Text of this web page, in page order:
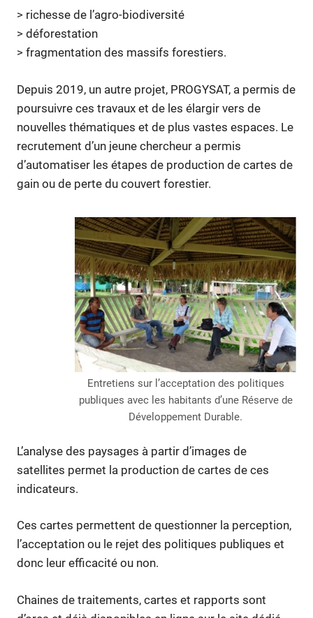
> richesse de l’agro-biodiversité
> déforestation
> fragmentation des massifs forestiers.
Depuis 2019, un autre projet, PROGYSAT, a permis de
poursuivre ces travaux et de les élargir vers de
nouvelles thématiques et de plus vastes espaces. Le
recrutement d’un jeune chercheur a permis
d’automatiser les étapes de production de cartes de
gain ou de perte du couvert forestier.
Entretiens sur l’acceptation des politiques
publiques avec les habitants d’une Réserve de
Développement Durable.
L’analyse des paysages à partir d’images de
satellites permet la production de cartes de ces
indicateurs.
Ces cartes permettent de questionner la perception,
l’acceptation ou le rejet des politiques publiques et
donc leur efficacité ou non.
Chaines de traitements, cartes et rapports sont